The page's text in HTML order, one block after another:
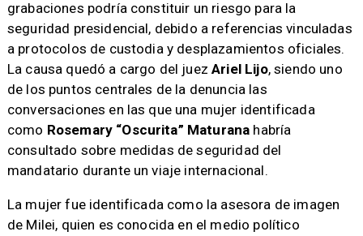
grabaciones podría constituir un riesgo para la
seguridad presidencial, debido a referencias vinculadas
a protocolos de custodia y desplazamientos oficiales.
La causa quedó a cargo del juezAriel Lijo, siendo uno
de los puntos centrales de la denuncia las
conversaciones en las que una mujer identificada
como Rosemary “Oscurita” Maturana habría
consultado sobre medidas de seguridad del
mandatario durante un viaje internacional.
La mujer fue identificada como la asesora de imagen
de Milei, quien es conocida en el medio político